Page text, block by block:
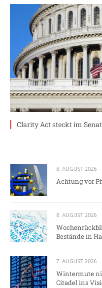
Clarity Act steckt im
8. AUGUST 2026
Achtung vor
8. AUGUST 2026
Bestände in
7. AUGUST 2026
Wintermute
Citadel ins